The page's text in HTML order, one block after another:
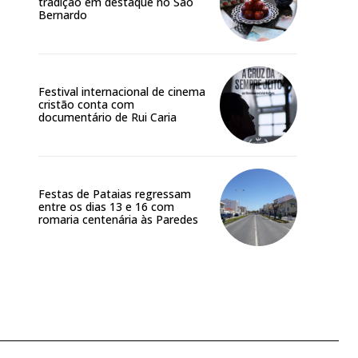
Bernardo
Festival internacional de cinema
cristão conta com
documentário de Rui Caria
Festas de Pataias regressam
entre os dias 13 e 16 com
romaria centenária às Paredes